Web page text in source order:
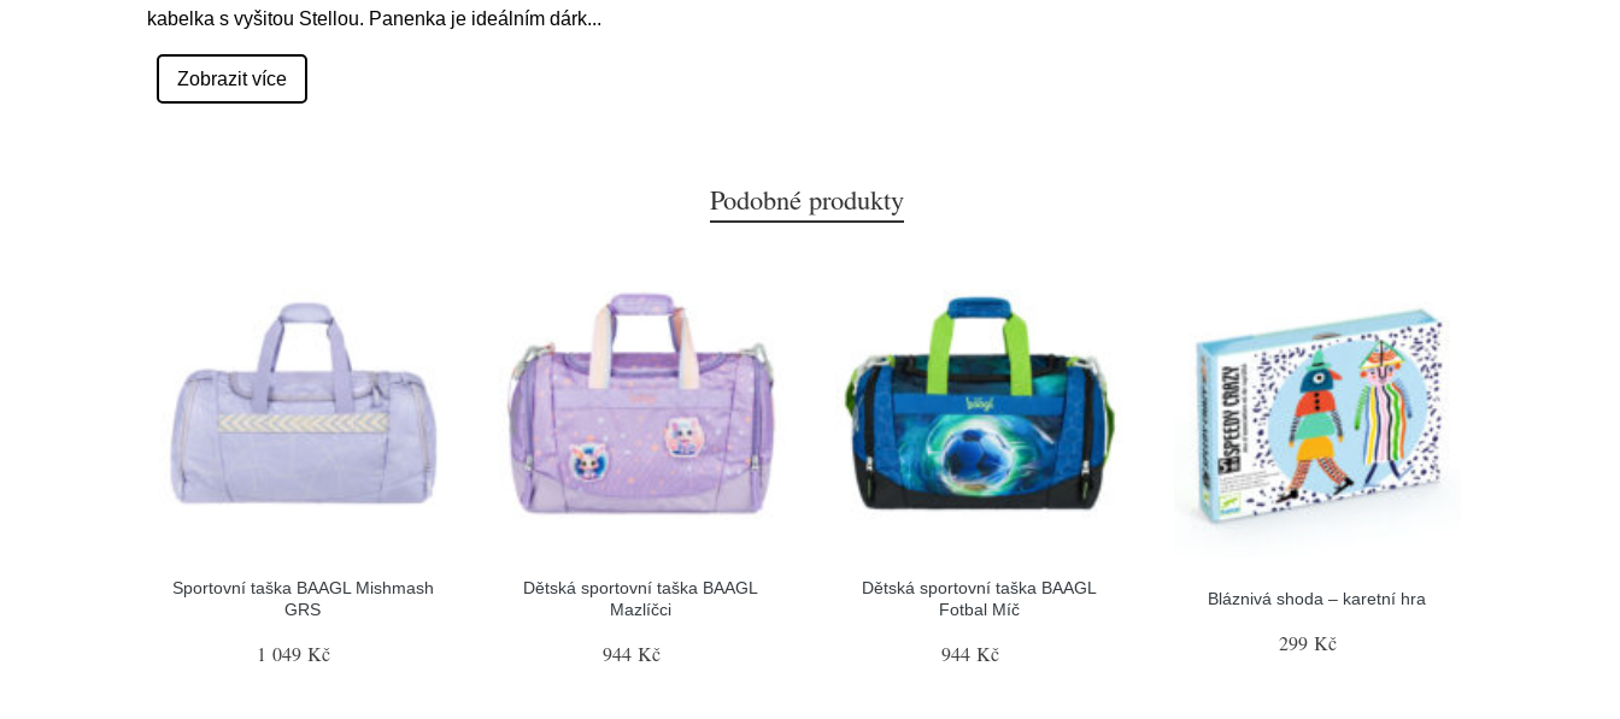
kabelka s vyšitou Stellou. Panenka je ideálním dárk...
Zobrazit více
Podobné produkty
Sportovní taška BAAGL Mishmash
GRS
1 049 Kč
Dětská sportovní taška BAAGL
Mazlíčci
944 Kč
Dětská sportovní taška BAAGL
Fotbal Míč
944 Kč
Bláznivá shoda – karetní hra
299 Kč